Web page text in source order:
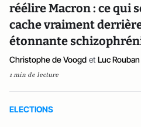
réélire Macron : ce qui
cache vraiment
étonnante
Christophe de Voogd et Luc Rouban
1 min de lecture
ELECTIONS